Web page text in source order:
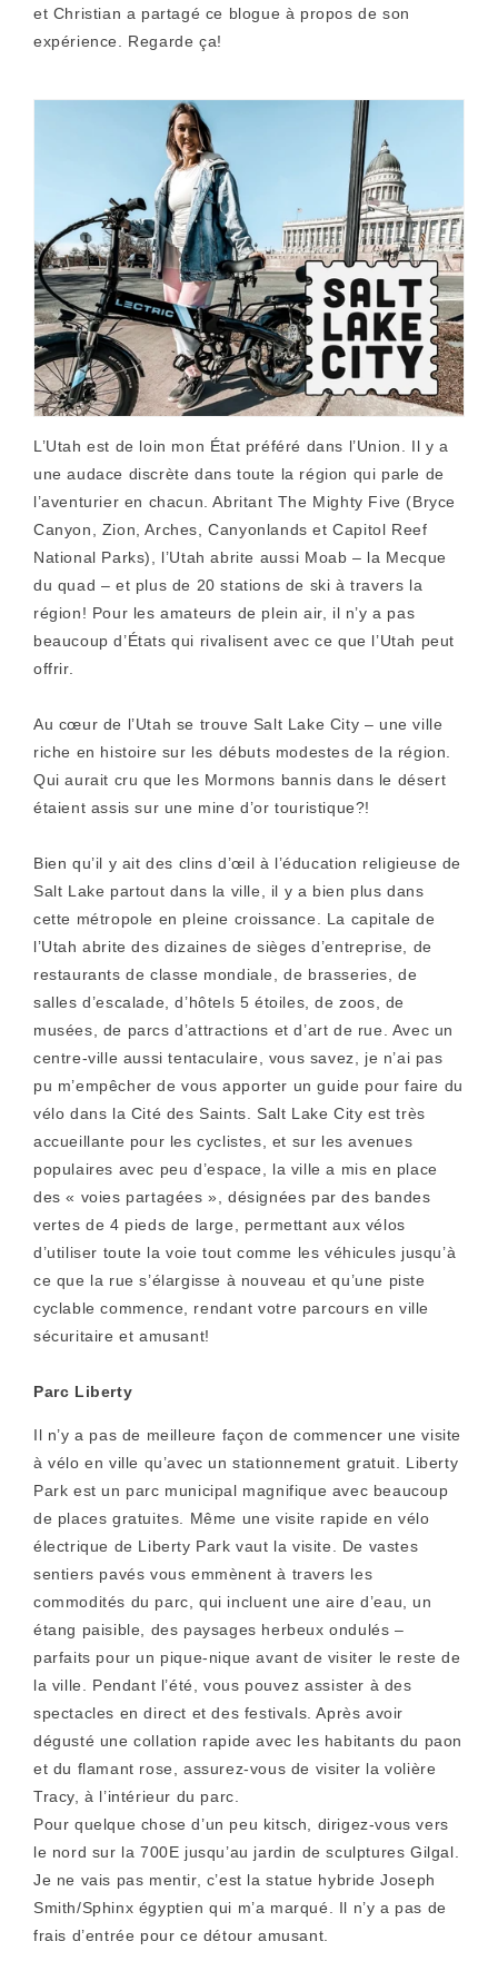
et Christian a partagé ce blogue à propos de son
expérience. Regarde ça!
L’Utah est de loin mon État préféré dans l’Union. Il y a
une audace discrète dans toute la région qui parle de
l’aventurier en chacun. Abritant The Mighty Five (Bryce
Canyon, Zion, Arches, Canyonlands et Capitol Reef
National Parks), l’Utah abrite aussi Moab – la Mecque
du quad – et plus de 20 stations de ski à travers la
région! Pour les amateurs de plein air, il n’y a pas
beaucoup d’États qui rivalisent avec ce que l’Utah peut
offrir.
Au cœur de l’Utah se trouve Salt Lake City – une ville
riche en histoire sur les débuts modestes de la région.
Qui aurait cru que les Mormons bannis dans le désert
étaient assis sur une mine d’or touristique?!
Bien qu’il y ait des clins d’œil à l’éducation religieuse de
Salt Lake partout dans la ville, il y a bien plus dans
cette métropole en pleine croissance. La capitale de
l’Utah abrite des dizaines de sièges d’entreprise, de
restaurants de classe mondiale, de brasseries, de
salles d’escalade, d’hôtels 5 étoiles, de zoos, de
musées, de parcs d’attractions et d’art de rue. Avec un
centre-ville aussi tentaculaire, vous savez, je n’ai pas
pu m’empêcher de vous apporter un guide pour faire du
vélo dans la Cité des Saints. Salt Lake City est très
accueillante pour les cyclistes, et sur les avenues
populaires avec peu d’espace, la ville a mis en place
des « voies partagées », désignées par des bandes
vertes de 4 pieds de large, permettant aux vélos
d’utiliser toute la voie tout comme les véhicules jusqu’à
ce que la rue s’élargisse à nouveau et qu’une piste
cyclable commence, rendant votre parcours en ville
sécuritaire et amusant!
Parc Liberty
Il n’y a pas de meilleure façon de commencer une visite
à vélo en ville qu’avec un stationnement gratuit. Liberty
Park est un parc municipal magnifique avec beaucoup
de places gratuites. Même une visite rapide en vélo
électrique de Liberty Park vaut la visite. De vastes
sentiers pavés vous emmènent à travers les
commodités du parc, qui incluent une aire d’eau, un
étang paisible, des paysages herbeux ondulés –
parfaits pour un pique-nique avant de visiter le reste de
la ville. Pendant l’été, vous pouvez assister à des
spectacles en direct et des festivals. Après avoir
dégusté une collation rapide avec les habitants du paon
et du flamant rose, assurez-vous de visiter la volière
Tracy, à l’intérieur du parc.
Pour quelque chose d’un peu kitsch, dirigez-vous vers
le nord sur la 700E jusqu’au jardin de sculptures Gilgal.
Je ne vais pas mentir, c’est la statue hybride Joseph
Smith/Sphinx égyptien qui m’a marqué. Il n’y a pas de
frais d’entrée pour ce détour amusant.